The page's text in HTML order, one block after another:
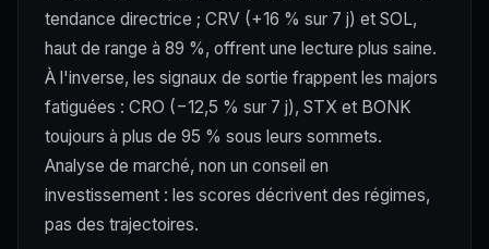
tendance directrice ; CRV (+16 % sur 7 j) et SOL,
haut de range à 89 %, offrent une lecture plus saine.
À l'inverse, les signaux de sortie frappent les majors
fatiguées : CRO (−12,5 % sur 7 j), STX et BONK
toujours à plus de 95 % sous leurs sommets.
Analyse de marché, non un conseil en
investissement : les scores décrivent des régimes,
pas des trajectoires.